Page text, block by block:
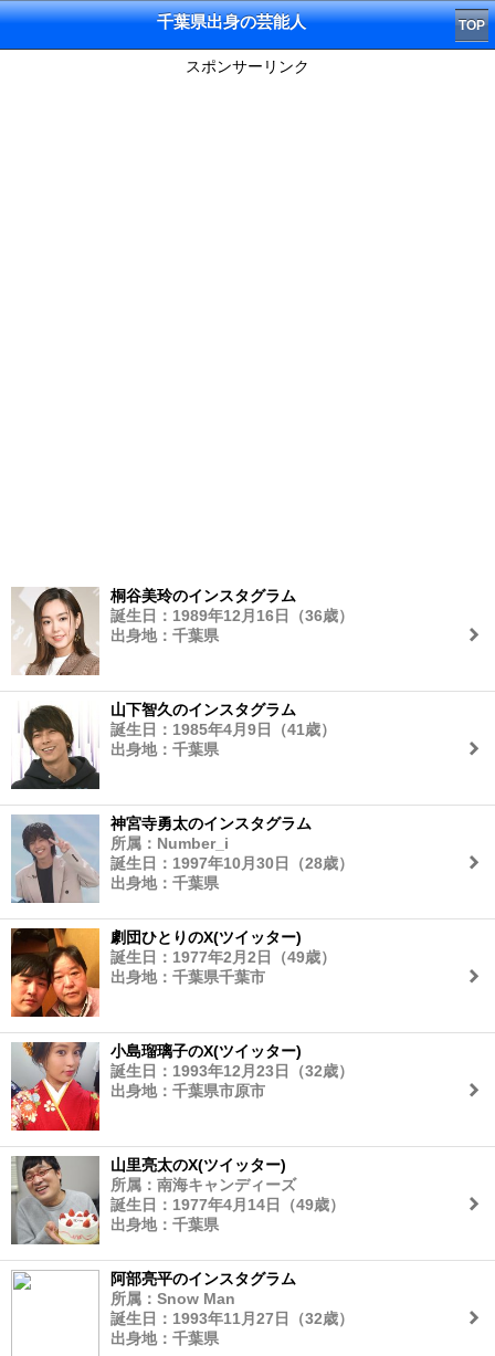
千葉県出身の芸能人 TOP
スポンサーリンク
桐谷美玲のインスタグラム
誕生日：1989年12月16日（36歳）
出身地：千葉県
山下智久のインスタグラム
誕生日：1985年4月9日（41歳）
出身地：千葉県
神宮寺勇太のインスタグラム
所属：Number_i
誕生日：1997年10月30日（28歳）
出身地：千葉県
劇団ひとりのX(ツイッター)
誕生日：1977年2月2日（49歳）
出身地：千葉県千葉市
小島瑠璃子のX(ツイッター)
誕生日：1993年12月23日（32歳）
出身地：千葉県市原市
山里亮太のX(ツイッター)
所属：南海キャンディーズ
誕生日：1977年4月14日（49歳）
出身地：千葉県
阿部亮平のインスタグラム
所属：Snow Man
誕生日：1993年11月27日（32歳）
出身地：千葉県